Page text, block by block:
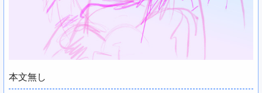
本文無し